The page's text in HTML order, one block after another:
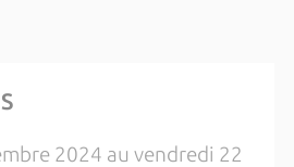
2024 au vendredi 22